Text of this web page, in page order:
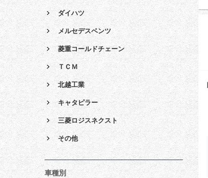
ダイハツ
メルセデスベンツ
菱重コールドチェーン
ＴＣＭ
北越工業
キャタピラー
三菱ロジスネクスト
その他
車種別